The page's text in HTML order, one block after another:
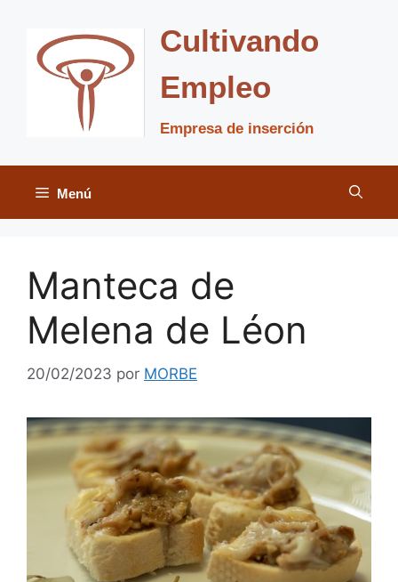
contenido
Cultivando
Empleo
Empresa de inserción
Menú
Manteca de
Melena de Léon
20/02/2023 por MORBE